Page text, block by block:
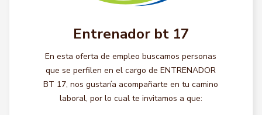
Entrenador bt 17
En esta oferta de empleo buscamos personas
que se perfilen en el cargo de ENTRENADOR
BT 17, nos gustaría acompañarte en tu camino
laboral, por lo cual te invitamos a que: